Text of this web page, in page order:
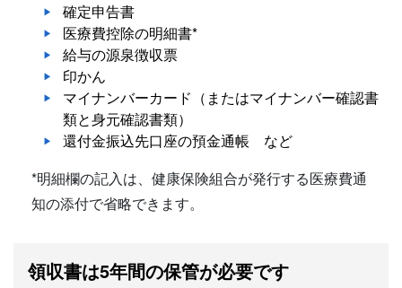
確定申告書
医療費控除の明細書*
給与の源泉徴収票
印かん
マイナンバーカード（またはマイナンバー確認書
類と身元確認書類）
還付金振込先口座の預金通帳 など
*明細欄の記入は、健康保険組合が発行する医療費通
知の添付で省略できます。
領収書は5年間の保管が必要です